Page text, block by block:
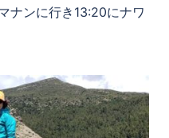
ナンに行き13:20にナワ